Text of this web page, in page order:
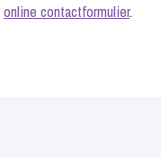
online contactformulier.